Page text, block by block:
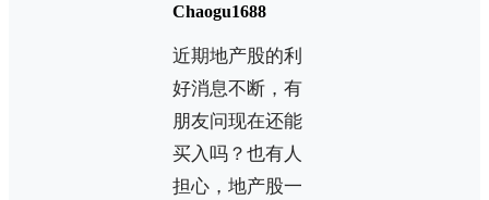
Chaogu1688
近期地产股的利
好消息不断，有
朋友问现在还能
买入吗？也有人
担心，地产股一